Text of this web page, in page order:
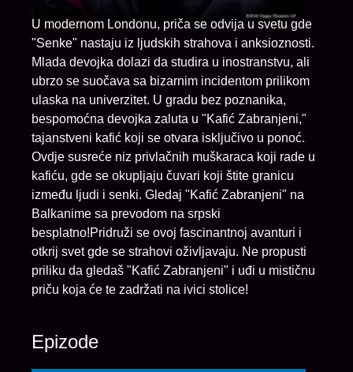
U modernom Londonu, priča se odvija u svetu gde
"Senke" nastaju iz ljudskih strahova i anksioznosti.
Mlada devojka dolazi da studira u inostranstvu, ali
ubrzo se suočava sa bizarnim incidentom prilikom
ulaska na univerzitet. U gradu bez poznanika,
bespomoćna devojka zaluta u "Kafić Zabranjeni,"
tajanstveni kafić koji se otvara isključivo u ponoć.
Ovdje susreće niz privlačnih muškaraca koji rade u
kafiću, gde se okupljaju čuvari koji štite granicu
između ljudi i senki. Gledaj "Kafić Zabranjeni" na
Balkanime sa prevodom na srpski
besplatno!Pridruži se ovoj fascinantnoj avanturi i
otkrij svet gde se strahovi oživljavaju. Ne propusti
priliku da gledaš "Kafić Zabranjeni" i uđi u mističnu
priču koja će te zadržati na ivici stolice!
Epizode